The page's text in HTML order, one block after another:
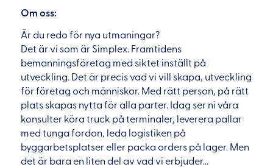
Om oss:
Är du redo för nya utmaningar?
Det är vi som är Simplex. Framtidens
bemanningsföretag med siktet inställt på
utveckling. Det är precis vad vi vill skapa, utveckling
för företag och människor. Med rätt person, på rätt
plats skapas nytta för alla parter. Idag ser ni våra
konsulter köra truck på terminaler, leverera pallar
med tunga fordon, leda logistiken på
byggarbetsplatser eller packa orders på lager. Men
det är bara en liten del av vad vi erbjuder...